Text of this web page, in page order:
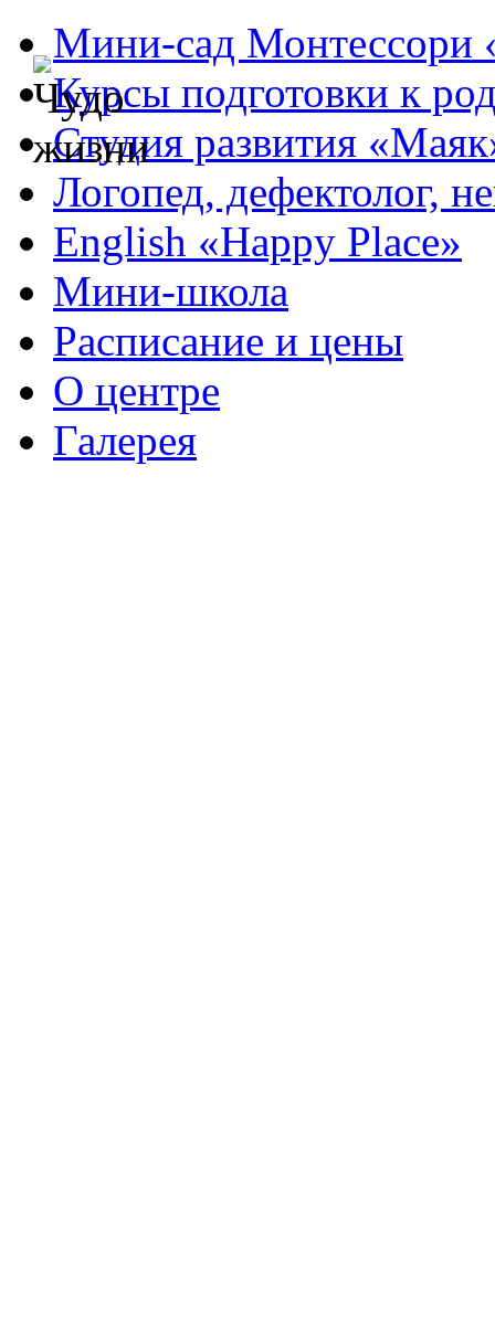
Мини-сад Монтессори
Курсы подготовки к
Студия развития
Логопед, дефектолог,
English «Happy Place»
Мини-школа
Расписание и цены
О центре
Галерея